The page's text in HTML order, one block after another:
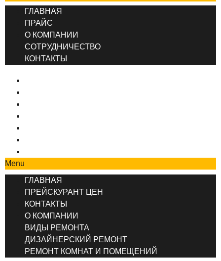
ГЛАВНАЯ
ПРАЙС
О КОМПАНИИ
СОТРУДНИЧЕСТВО
КОНТАКТЫ
Menu
ГЛАВНАЯ
ПРЕЙСКУРАНТ ЦЕН
КОНТАКТЫ
О КОМПАНИИ
ВИДЫ РЕМОНТА
ДИЗАЙНЕРСКИЙ РЕМОНТ
РЕМОНТ КОМНАТ И ПОМЕЩЕНИЙ